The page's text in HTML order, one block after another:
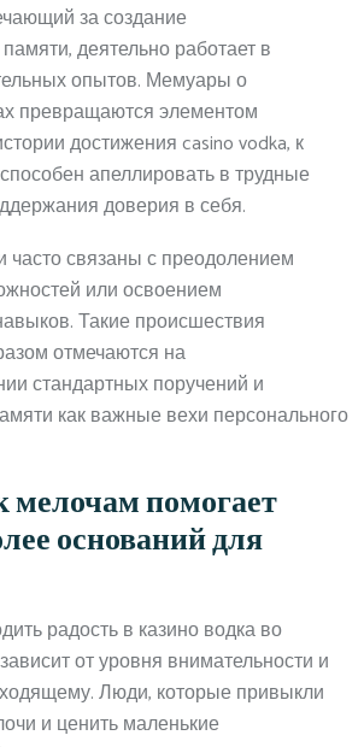
за создание
деятельно работает в
опытов. Мемуары о
превращаются элементом
достижения casino vodka, к
апеллировать в трудные
доверия в себя.
часто связаны с преодолением
или освоением
Такие происшествия
отмечаются на
стандартных поручений и
как важные вехи персонального
мелочам помогает
оснований для
радость в казино водка во
от уровня внимательности и
Люди, которые привыкли
и ценить маленькие